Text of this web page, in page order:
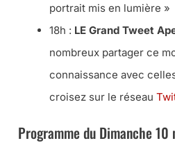
portrait mis en lumière »
18h : LE Grand Tweet
nombreux partager ce
connaissance avec
croisez sur le réseau
Programme du Dimanche 10